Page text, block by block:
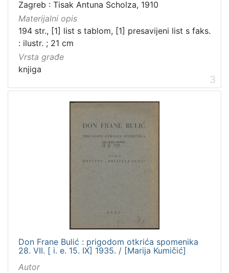
Zagreb : Tisak Antuna Scholza, 1910
Materijalni opis
194 str., [1] list s tablom, [1] presavijeni list s faks.
: ilustr. ; 21 cm
Vrsta građe
knjiga
3
Don Frane Bulić : prigodom otkrića spomenika
28. VII. [ i. e. 15. IX] 1935. / [Marija Kumičić]
Autor